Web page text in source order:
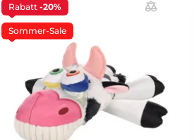
Rabatt -20%
Sommer-Sale